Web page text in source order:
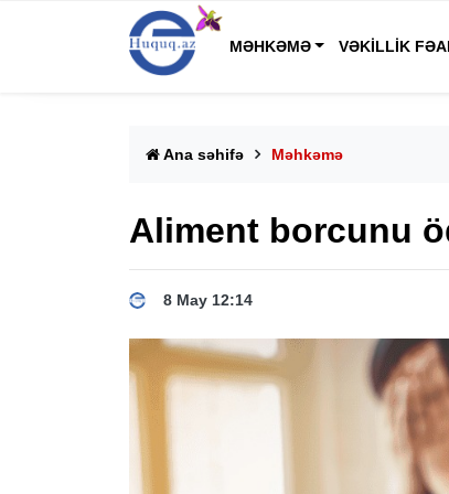
MƏHKƏMƏ VƏKILLIK
Ana səhifə Məhkəmə
Aliment borcunu
8 May 12:14